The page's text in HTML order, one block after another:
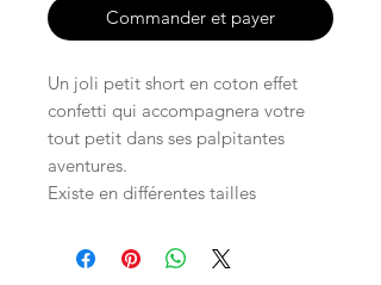
Commander et payer
Un joli petit short en coton effet
confetti qui accompagnera votre
tout petit dans ses palpitantes
aventures.
Existe en différentes tailles